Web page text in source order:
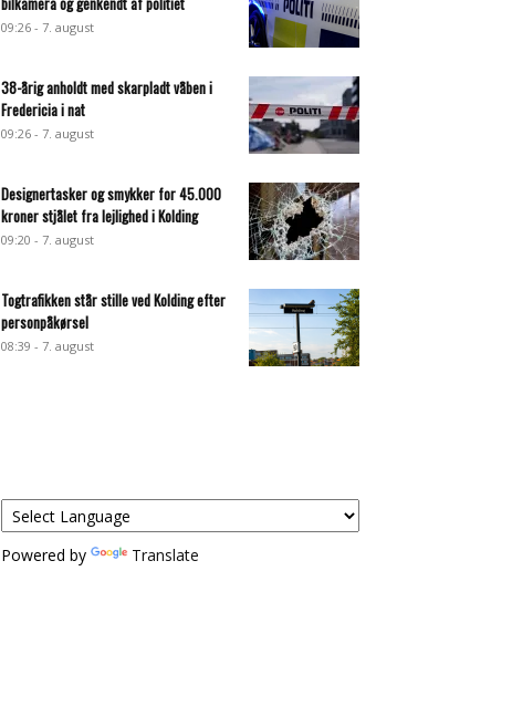
09:26 - 7. august
38-årig anholdt med skarpladt våben i
Fredericia i nat
09:26 - 7. august
Designertasker og smykker for 45.000
kroner stjålet fra lejlighed i Kolding
09:20 - 7. august
Togtrafikken står stille ved Kolding efter
personpåkørsel
08:39 - 7. august
Powered by Translate